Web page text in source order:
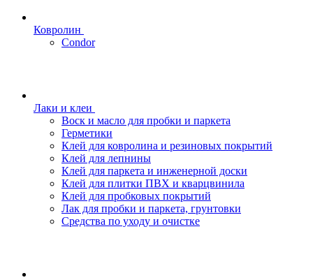
Ковролин
Condor
Лаки и клеи
Воск и масло для пробки и паркета
Герметики
Клей для ковролина и резиновых покрытий
Клей для лепнины
Клей для паркета и инженерной доски
Клей для плитки ПВХ и кварцвинила
Клей для пробковых покрытий
Лак для пробки и паркета, грунтовки
Средства по уходу и очистке